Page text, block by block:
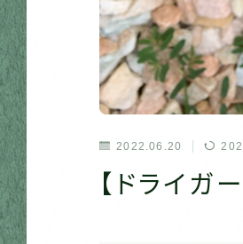
2022.06.20
【ドライガ